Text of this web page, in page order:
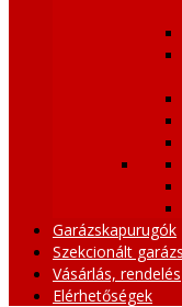
Garázskapurugók
Szekcionált
Vásárlás, rendelés
Elérhetőségek